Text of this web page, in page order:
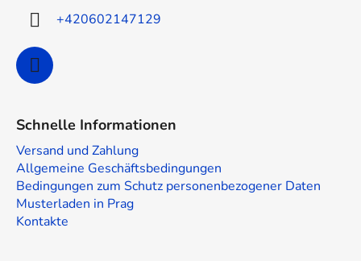
+420602147129
Schnelle Informationen
Versand und Zahlung
Allgemeine Geschäftsbedingungen
Bedingungen zum Schutz personenbezogener Daten
Musterladen in Prag
Kontakte